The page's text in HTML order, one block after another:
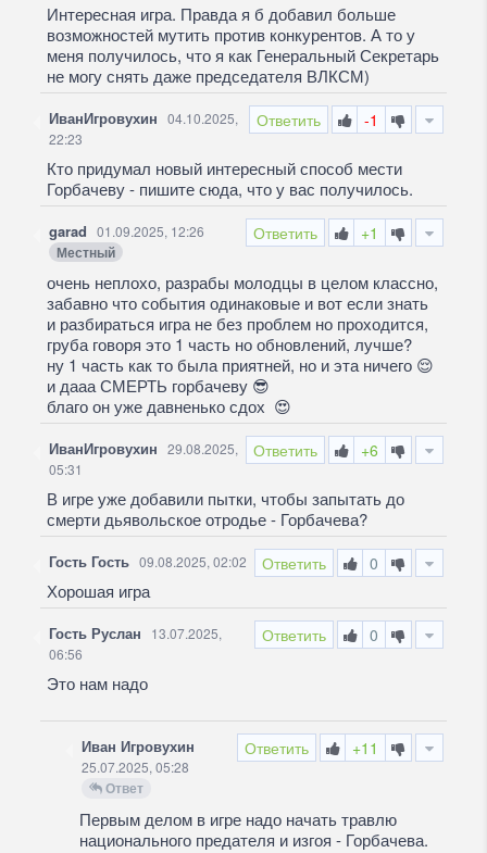
Интересная игра. Правда я б добавил больше
возможностей мутить против конкурентов. А то у
меня получилось, что я как Генеральный Секретарь
не могу снять даже председателя ВЛКСМ)
Ответить -1
ИванИгровухин 04.10.2025,
22:23
Кто придумал новый интересный способ мести
Горбачеву - пишите сюда, что у вас получилось.
Ответить +1
garad 01.09.2025, 12:26
Местный
очень неплохо, разрабы молодцы в целом классно,
забавно что события одинаковые и вот если знать
и разбираться игра не без проблем но проходится,
груба говоря это 1 часть но обновлений, лучше?
ну 1 часть как то была приятней, но и эта ничего 😌
и дааа СМЕРТЬ горбачеву 😎
благо он уже давненько сдох 😍
Ответить +6
ИванИгровухин 29.08.2025,
05:31
В игре уже добавили пытки, чтобы запытать до
смерти дьявольское отродье - Горбачева?
Ответить 0
Гость Гость 09.08.2025, 02:02
Хорошая игра
Ответить 0
Гость Руслан
13.07.2025,
06:56
Это нам надо
Ответить +11
Иван Игровухин
25.07.2025, 05:28
Ответ
Первым делом в игре надо начать травлю
национального предателя и изгоя - Горбачева.